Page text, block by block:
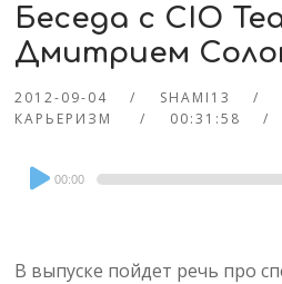
Беседа с CIO
Дмитрием
2012-09-04 SHAMI13
КАРЬЕРИЗМ
00:31:58
Audio
Player
00:00
В выпуске пойдет речь про